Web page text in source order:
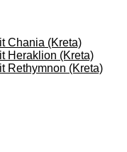
Chania (Kreta)
Heraklion (Kreta)
Rethymnon (Kreta)